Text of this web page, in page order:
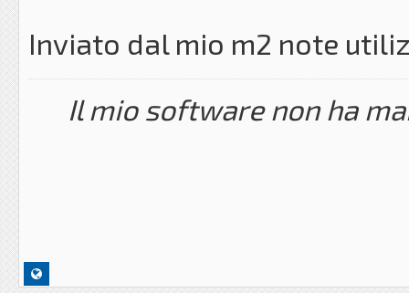
Inviato dal mio m2 note
Il mio software non ha